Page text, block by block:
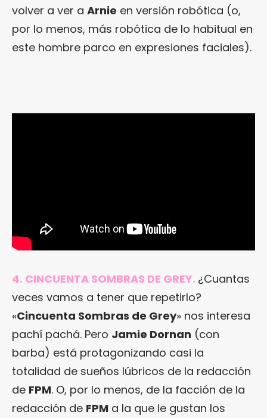
volver a ver a Arnie en versión robótica (o,
por lo menos, más robótica de lo habitual en
este hombre parco en expresiones faciales).
4. CINCUENTA SOMBRAS DE GREY. ¿Cuantas
veces vamos a tener que repetirlo?
«Cincuenta Sombras de Grey» nos interesa
pachí pachá. Pero Jamie Dornan (con
barba) está protagonizando casi la
totalidad de sueños lúbricos de la redacción
de FPM. O, por lo menos, de la facción de la
redacción de FPM a la que le gustan los